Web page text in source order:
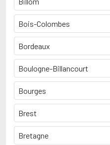
Bois-Colombes
Bordeaux
Boulogne-Billancourt
Bourges
Brest
Bretagne